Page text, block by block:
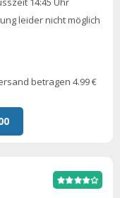
leider nicht möglich
betragen 4.99 €